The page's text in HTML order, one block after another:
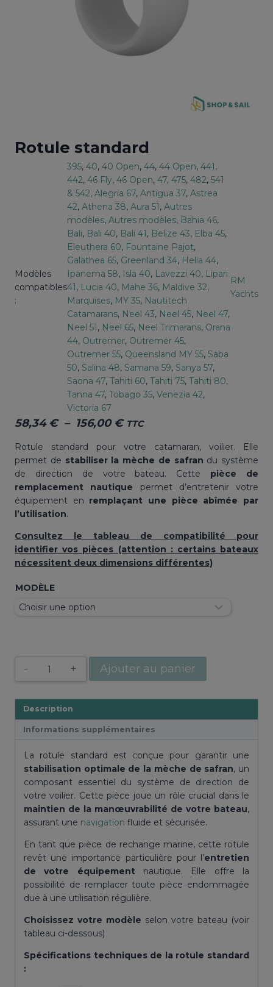
Rotule standard
Modèles
compatibles
:
395, 40, 40 Open, 44, 44 Open, 441
442, 46 Fly, 46 Open, 47, 475, 482, 541
& 542, Alegria 67, Antigua 37, Astrea
42, Athena 38, Aura 51, Autres
modèles, Autres modèles, Bahia 46
Bali, Bali 40, Bali 41, Belize 43, Elba 45
Eleuthera 60, Fountaine Pajot
Galathea 65, Greenland 34, Helia 44
Ipanema 58, Isla 40, Lavezzi 40, Lipari
41, Lucia 40, Mahe 36, Maldive 32
Marquises, MY 35, Nautitech
Catamarans, Neel 43, Neel 45, Neel 47
Neel 51, Neel 65, Neel Trimarans, Orana
44, Outremer, Outremer 45
Outremer 55, Queensland MY 55, Saba
50, Salina 48, Samana 59, Sanya 57
Saona 47, Tahiti 60, Tahiti 75, Tahiti 80
Tanna 47, Tobago 35, Venezia 42
Victoria 67
RM
Yachts
58,34 € – 156,00 €Plage
prix :
58,34 €
à
156,00 €
TTC
Rotule standard pour votre catamaran, voilier. Elle
permet de stabiliser la mèche de safran du système
de direction de votre bateau. Cette pièce de
remplacement nautique permet d’entretenir votre
équipement en remplaçant une pièce abîmée par
l’utilisation.
Consultez le tableau de compatibilité pour
identifier vos pièces (attention : certains bateaux
nécessitent deux dimensions différentes)
MODÈLE
quantité
standard
Ajouter au panier
Description
Informations supplémentaires
La rotule standard est conçue pour garantir une
stabilisation optimale de la mèche de safran, un
composant essentiel du système de direction de
votre voilier. Cette pièce joue un rôle crucial dans le
maintien de la manœuvrabilité de votre bateau,
assurant une navigation fluide et sécurisée.
En tant que pièce de rechange marine, cette rotule
revêt une importance particulière pour l’entretien
de votre équipementnautique. Elle offre la
possibilité de remplacer toute pièce endommagée
due à une utilisation régulière.
Choisissez votre modèle selon votre bateau (voir
tableau ci-dessous)
Spécifications techniques de la rotule standard
: